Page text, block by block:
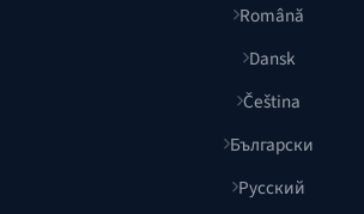
Română
Dansk
Čeština
Български
Русский